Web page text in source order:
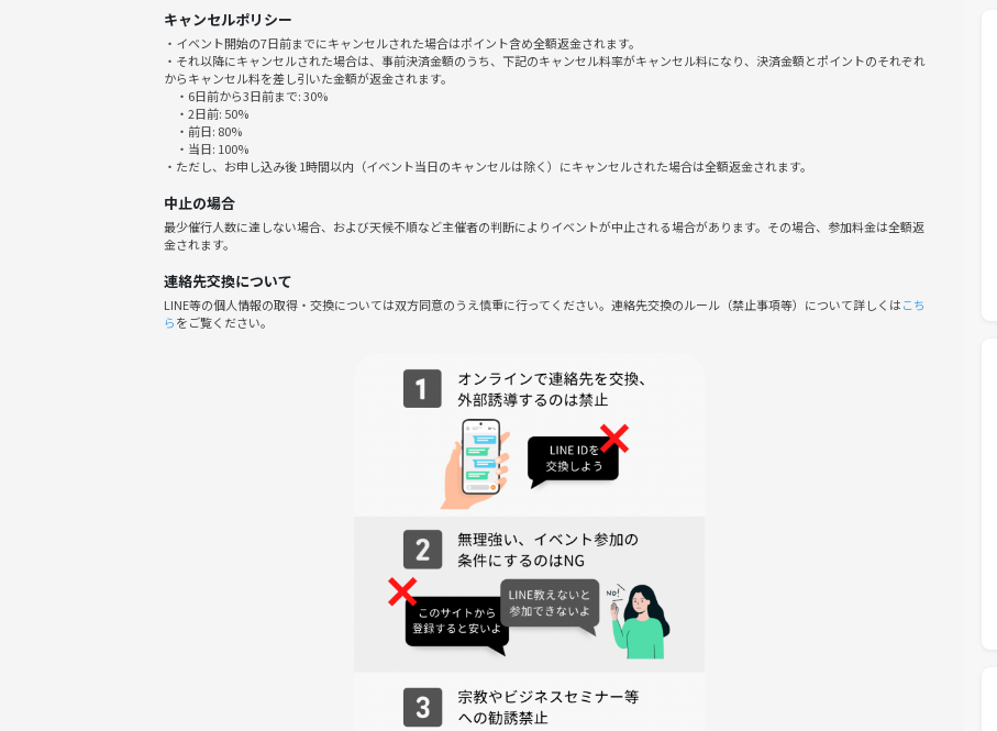
■ 下記了承の上ご参加ください
※本イベントで参加しようとしているイベントや施設が天候やトラブルなどで中止となったり入場できなくなったり
する場合があります。その場合はみんなで話し合って決めます。
場合は全額返金されます。場合によってはもっと早く判断することがあります。
※キャンセルの場合はメッセージではなくイベントのチケット選択画面でしてください。
※イベント開始後はメッセージの確認がほとんどできないため、遅刻の場合の合流は難しいかもしれません。合流で
きない場合の責任は負えません。個別メッセージの確認は遅くなるため連絡は必ずイベントメッセージにしてくださ
※適宜イベントの様子を撮影いたします。
※営業、勧誘、迷惑行為がある場合はつなげーとに報告の上、今後のイベント参加が不可となります。
キャンセルポリシー
・イベント開始の7日前までにキャンセルされた場合はポイント含め全額返金されます。
・それ以降にキャンセルされた場合は、事前決済金額のうち、下記のキャンセル料率がキャンセル料になり、決済金額とポイントのそれぞれ
からキャンセル料を差し引いた金額が返金されます。
・6日前から3日前まで: 30%
・2日前: 50%
・前日: 80%
・当日: 100%
・ただし、お申し込み後 1時間以内（イベント当日のキャンセルは除く）にキャンセルされた場合は全額返金されます。
中止の場合
最少催行人数に達しない場合、および天候不順など主催者の判断によりイベントが中止される場合があります。その場合、参加料金は全額返
金されます。
連絡先交換について
LINE等の個人情報の取得・交換については双方同意のうえ慎重に行ってください。連絡先交換のルール（禁止事項等）について詳しくはこち
らをご覧ください。